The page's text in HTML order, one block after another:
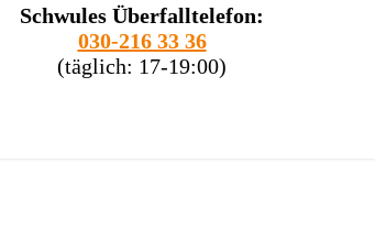
Schwules Überfalltelefon:
030-216 33 36
(täglich: 17-19:00)